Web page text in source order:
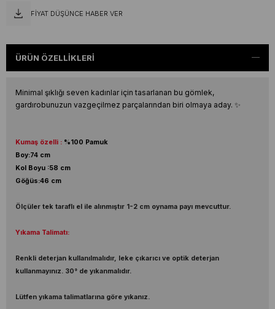
FIYAT DÜŞÜNCE HABER VER
ÜRÜN ÖZELLIKLERI
Minimal şıklığı seven kadınlar için tasarlanan bu gömlek,
gardırobunuzun vazgeçilmez parçalarından biri olmaya aday. ✨
Kumaş özelli : %100 Pamuk
Boy:74 cm
Kol Boyu :58 cm
Göğüs:46 cm
Ölçüler tek taraflı el ile alınmıştır 1-2 cm oynama payı mevcuttur.
Yıkama Talimatı:
Renkli deterjan kullanılmalıdır, leke çıkarıcı ve optik deterjan
kullanmayınız. 30° de yıkanmalıdır.
Lütfen yıkama talimatlarına göre yıkanız.